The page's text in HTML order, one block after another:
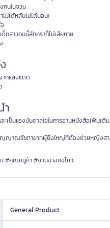
คนในจวน
ไม่ได้หลับไม่ได้นอน!
กสาวคนนี้สักคราก็ไม่เสียหาย
ากแสงแดด
ำ
เป็นแรงบันดาลใจในการอ่านหนังสือเพิ่มเติม
าณรัชทายาทผู้ยิ่งใหญ่ที่ต้องช่วยหญิงสา
#คุณหนูห้า #จวนฉางซิงโหว
General Product